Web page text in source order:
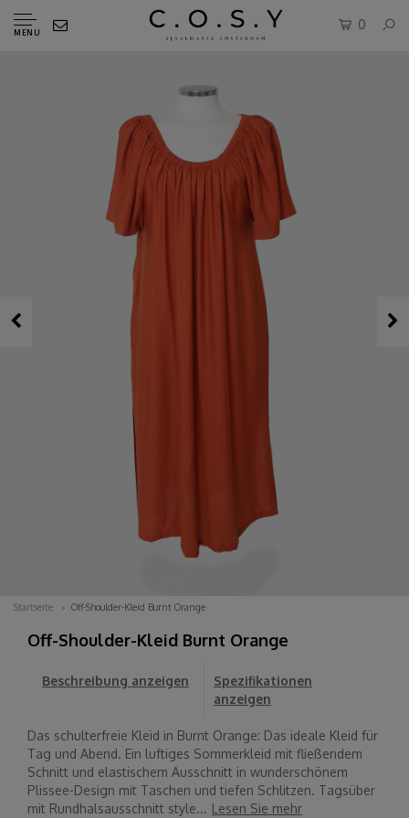
MENU
0
Startseite Off-Shoulder-Kleid Burnt Orange
Off-Shoulder-Kleid Burnt Orange
Beschreibung anzeigen
Spezifikationen
anzeigen
Das schulterfreie Kleid in Burnt Orange: Das ideale Kleid für
Tag und Abend. Ein luftiges Sommerkleid mit fließendem
Schnitt und elastischem Ausschnitt in wunderschönem
Plissee-Design mit Taschen und tiefen Schlitzen. Tagsüber
mit Rundhalsausschnitt style... Lesen Sie mehr